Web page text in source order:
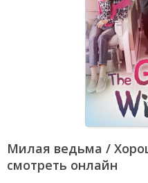
Милая ведьма /
смотреть онлайн